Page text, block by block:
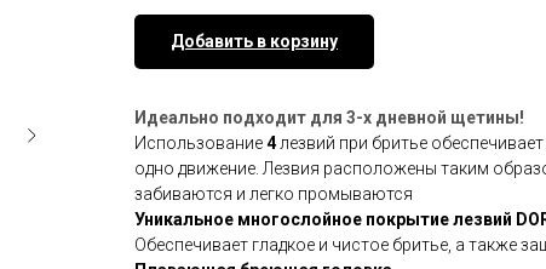
Добавить в корзину
Идеально подходит для 3-х дневной щетины!
Использование4лезвий при бритье
одно движение. Лезвия расположены таким
забиваются и легко промываются
Уникальное многослойное покрытие лезвий
Обеспечивает гладкое и чистое бритье, а также